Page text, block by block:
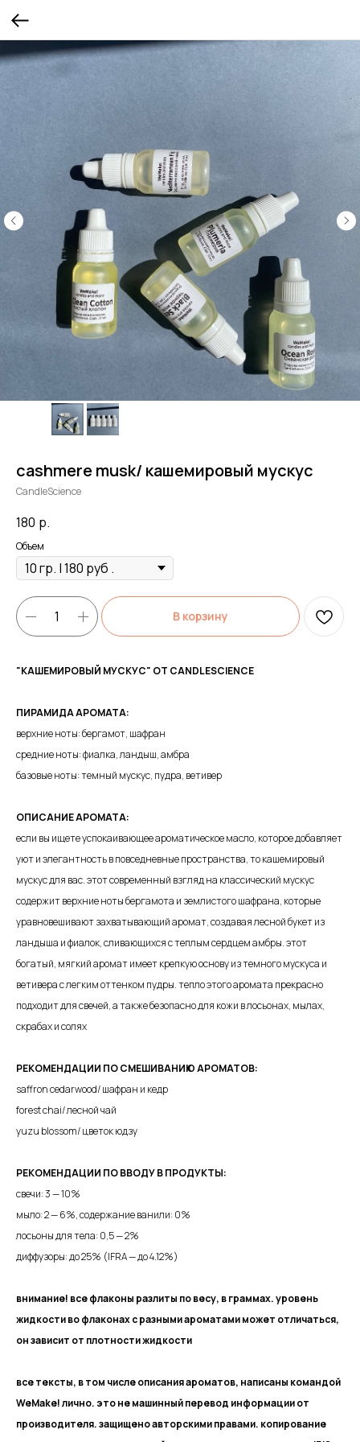
cashmere musk/ кашемировый мускус
CandleScience
180 р.
Объем
В корзину
"КАШЕМИРОВЫЙ МУСКУС" ОТ CANDLESCIENCE
ПИРАМИДА АРОМАТА:
верхние ноты: бергамот, шафран
средние ноты: фиалка, ландыш, амбра
базовые ноты: темный мускус, пудра, ветивер
ОПИСАНИЕ АРОМАТА:
если вы ищете успокаивающее ароматическое масло, которое добавляет
уют и элегантность в повседневные пространства, то кашемировый
мускус для вас. этот современный взгляд на классический мускус
содержит верхние ноты бергамота и землистого шафрана, которые
уравновешивают захватывающий аромат, создавая лесной букет из
ландыша и фиалок, сливающихся с теплым сердцем амбры. этот
богатый, мягкий аромат имеет крепкую основу из темного мускуса и
ветивера с легким оттенком пудры. тепло этого аромата прекрасно
подходит для свечей, а также безопасно для кожи в лосьонах, мылах,
скрабах и солях
РЕКОМЕНДАЦИИ ПО СМЕШИВАНИЮ АРОМАТОВ:
saffron cedarwood/ шафран и кедр
forest chai/ лесной чай
yuzu blossom/ цветок юдзу
РЕКОМЕНДАЦИИ ПО ВВОДУ В ПРОДУКТЫ:
свечи: 3 — 10%
мыло: 2 — 6%, содержание ванили: 0%
лосьоны для тела: 0,5 — 2%
диффузоры: до 25% (IFRA — до 4.12%)
внимание! все флаконы разлиты по весу, в граммах. уровень
жидкости во флаконах с разными ароматами может отличаться,
он зависит от плотности жидкости
все тексты, в том числе описания ароматов, написаны командой
WeMake! лично. это не машинный перевод информации от
производителя. защищено авторскими правами. копирование